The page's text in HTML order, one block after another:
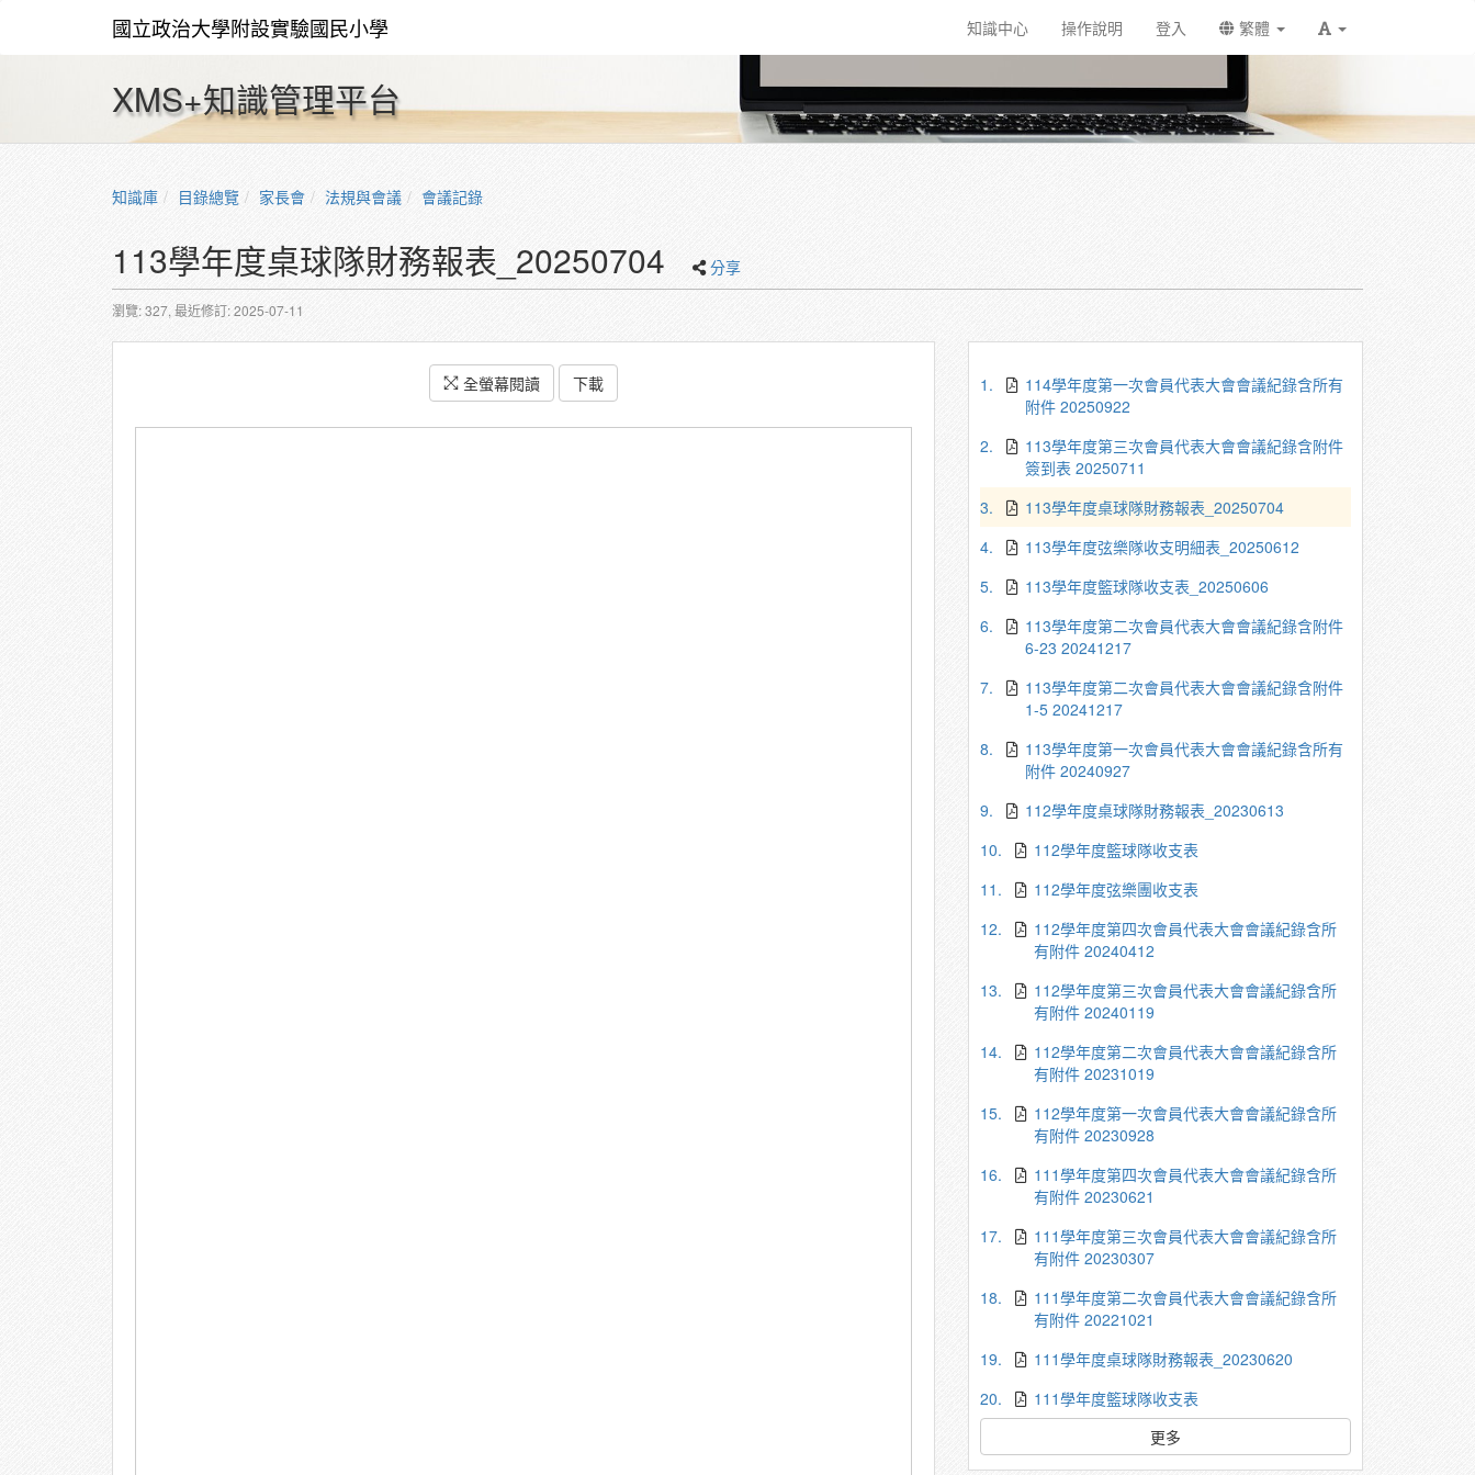
國立政治大學附設實驗國民小學 知識中心 操作說明 登入 繁體
XMS+知識管理平台
知識庫 目錄總覽 家長會 法規與會議 會議記錄
113學年度桌球隊財務報表_20250704 分享
瀏覽: 327, 最近修訂: 2025-07-11
全螢幕閱讀 下載 1.
114學年度第一次會員代表大會會議紀錄含所有
附件 20250922
2.
113學年度第三次會員代表大會會議紀錄含附件
簽到表 20250711
3.
113學年度桌球隊財務報表_20250704
4.
113學年度弦樂隊收支明細表_20250612
5.
113學年度籃球隊收支表_20250606
6.
113學年度第二次會員代表大會會議紀錄含附件
6-23 20241217
7.
113學年度第二次會員代表大會會議紀錄含附件
1-5 20241217
8.
113學年度第一次會員代表大會會議紀錄含所有
附件 20240927
9.
112學年度桌球隊財務報表_20230613
10.
112學年度籃球隊收支表
11.
112學年度弦樂團收支表
12.
112學年度第四次會員代表大會會議紀錄含所
有附件 20240412
13.
112學年度第三次會員代表大會會議紀錄含所
有附件 20240119
14.
112學年度第二次會員代表大會會議紀錄含所
有附件 20231019
15.
112學年度第一次會員代表大會會議紀錄含所
有附件 20230928
16.
111學年度第四次會員代表大會會議紀錄含所
有附件 20230621
17.
111學年度第三次會員代表大會會議紀錄含所
有附件 20230307
18.
111學年度第二次會員代表大會會議紀錄含所
有附件 20221021
19.
111學年度桌球隊財務報表_20230620
20.
111學年度籃球隊收支表
更多